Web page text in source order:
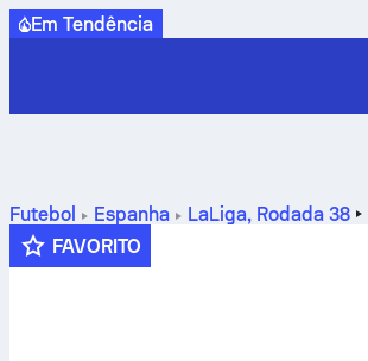
Em Tendência
Futebol Espanha LaLiga, Rodada 38
FAVORITO